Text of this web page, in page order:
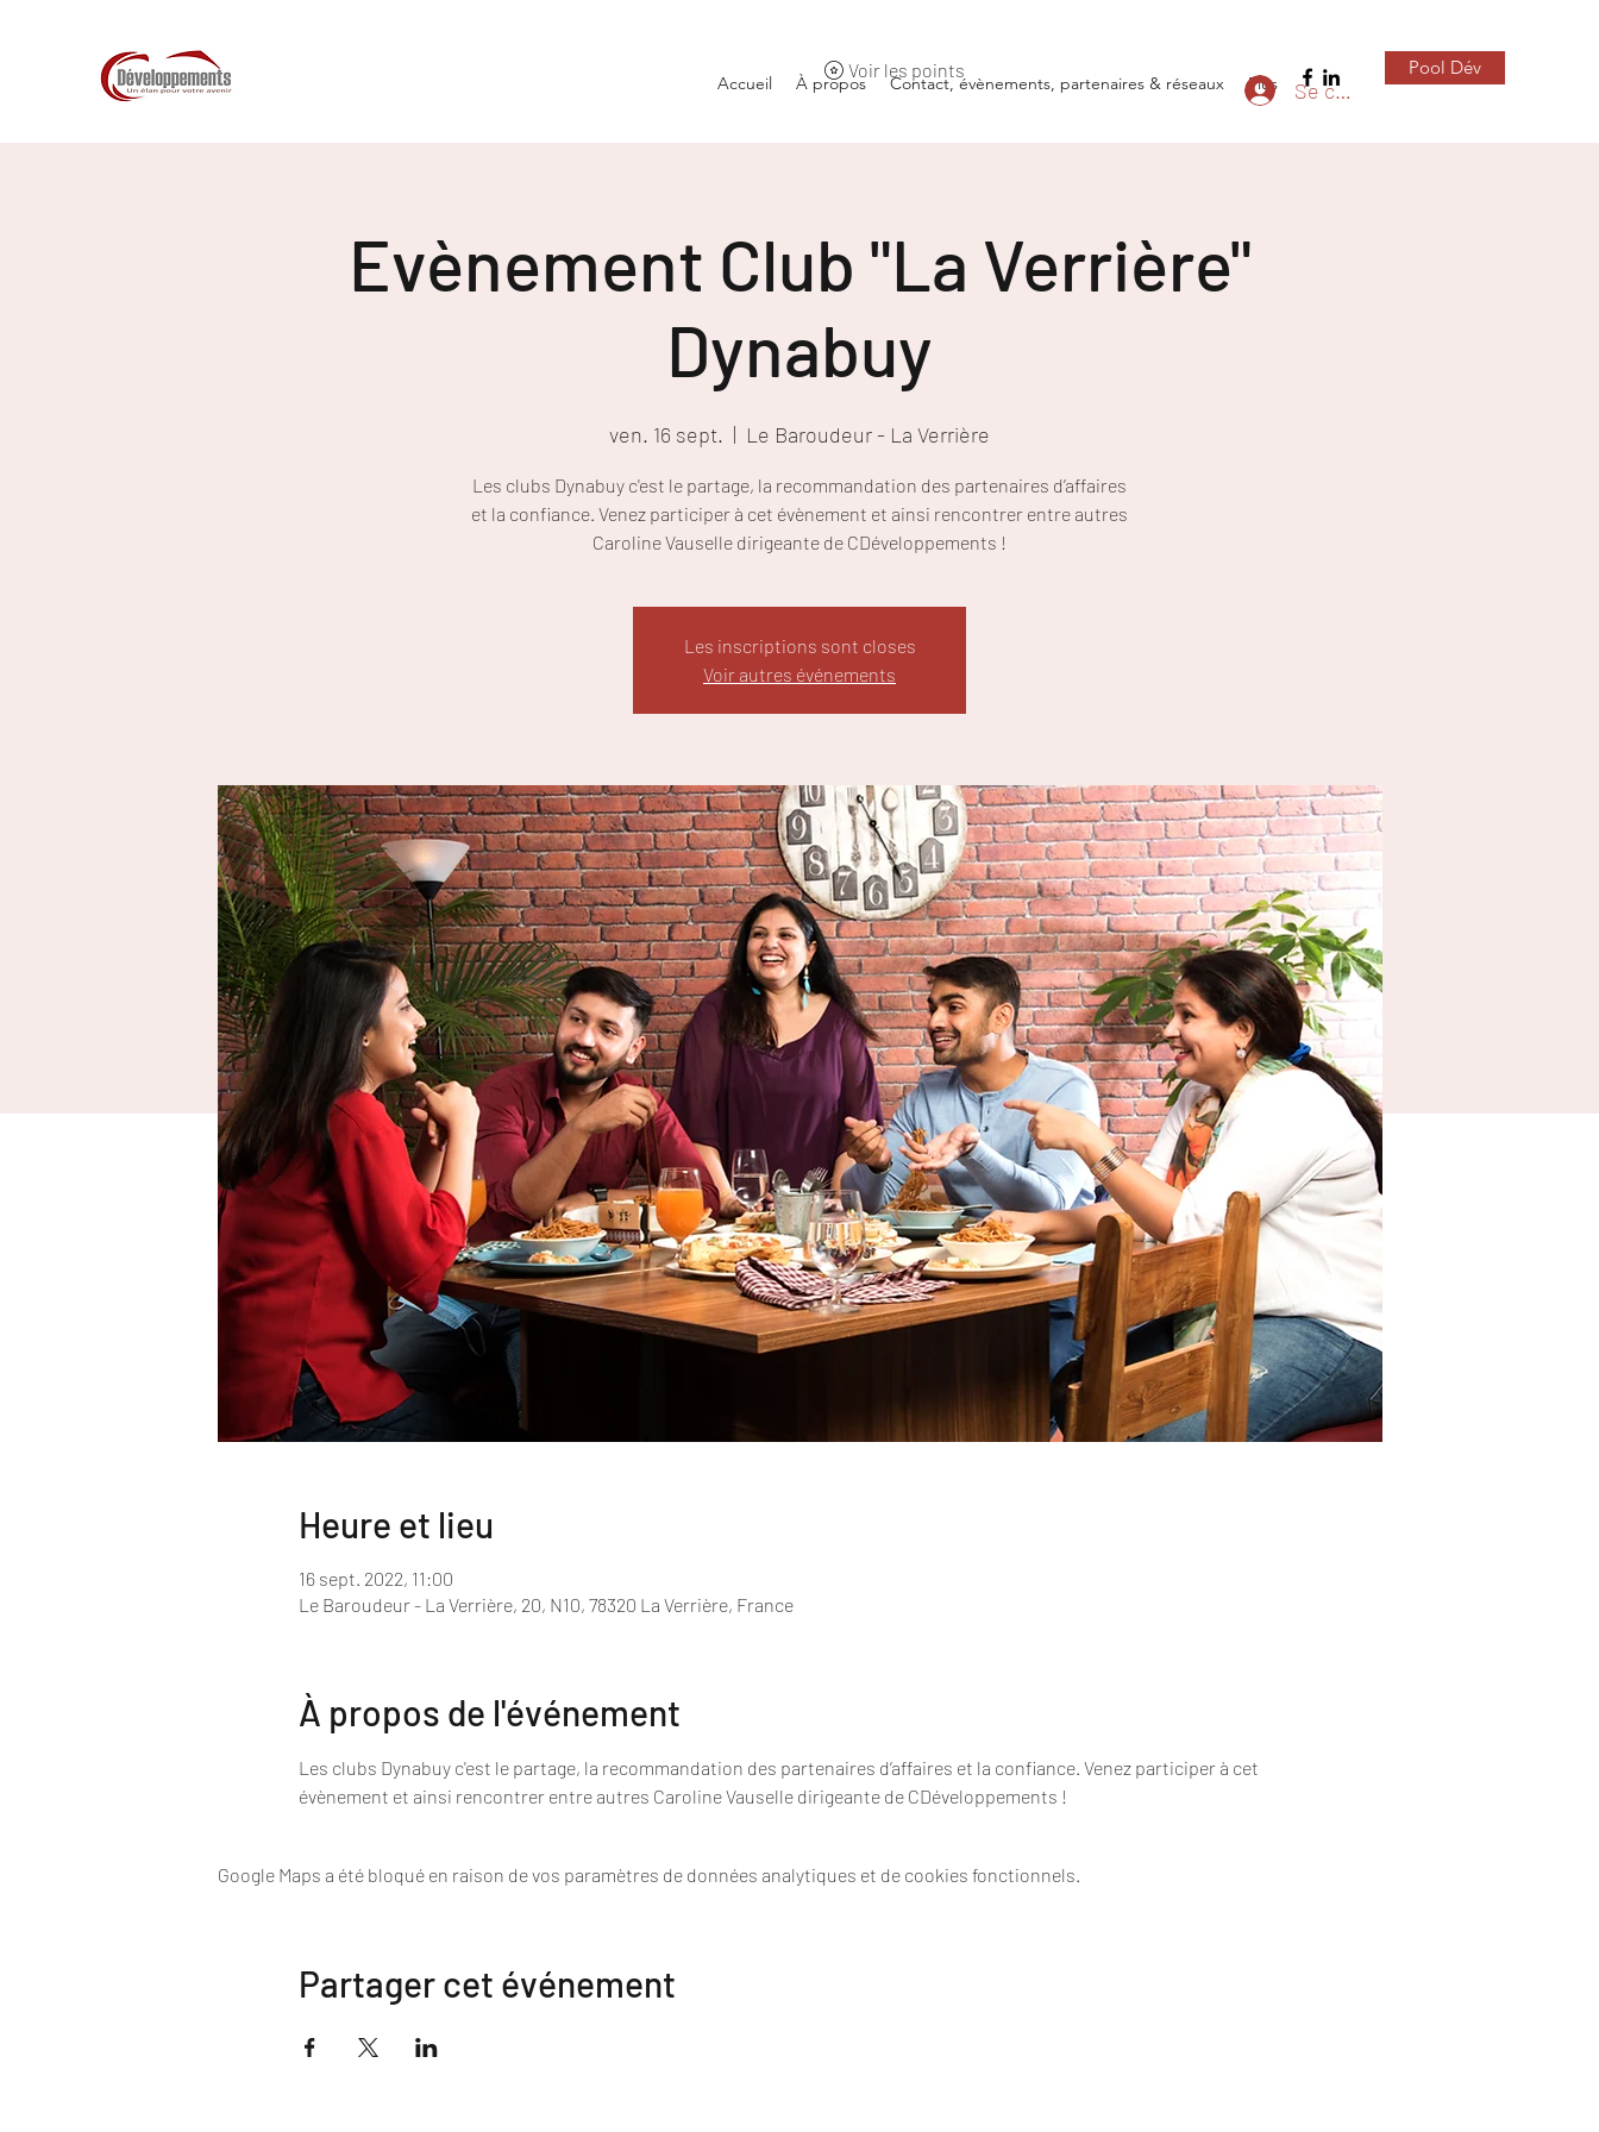
Accueil À propos Contact, évènements, partenaires & réseaux Plus
Pool Dév
Voir les points
Se connecter
Evènement Club "La Verrière"
Dynabuy
ven. 16 sept.
  |
Le Baroudeur - La Verrière
Les clubs Dynabuy c'est le partage, la recommandation des partenaires d’affaires
et la confiance. Venez participer à cet évènement et ainsi rencontrer entre autres
Caroline Vauselle dirigeante de CDéveloppements !
Les inscriptions sont closes
Voir autres événements
Heure et lieu
16 sept. 2022, 11:00
Le Baroudeur - La Verrière, 20, N10, 78320 La Verrière, France
À propos de l'événement
Les clubs Dynabuy c'est le partage, la recommandation des partenaires d’affaires et la confiance. Venez participer à cet
évènement et ainsi rencontrer entre autres Caroline Vauselle dirigeante de CDéveloppements !
Google Maps a été bloqué en raison de vos paramètres de données analytiques et de cookies fonctionnels.
Partager cet événement